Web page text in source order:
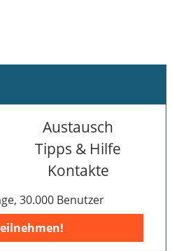
Austausch
Tipps & Hilfe
Kontakte
30.000 Benutzer